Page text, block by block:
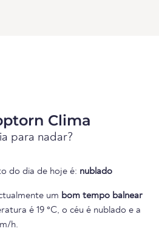
Clima
para nadar?
do dia de hoje é: nublado
um bom tempo balnear
é 19 °C, o céu é nublado e a
h.